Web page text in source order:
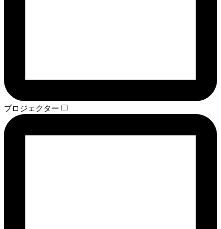
プロジェクター